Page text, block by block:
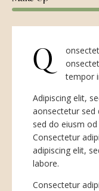
Q
tempor
Adipiscing elit,
aonsectetur sed
sed do eiusm
Consectetur
adipiscing elit,
labore.
Consectetur